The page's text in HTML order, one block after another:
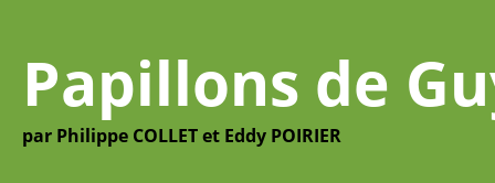
Papillons de
par Philippe COLLET et Eddy POIRIER